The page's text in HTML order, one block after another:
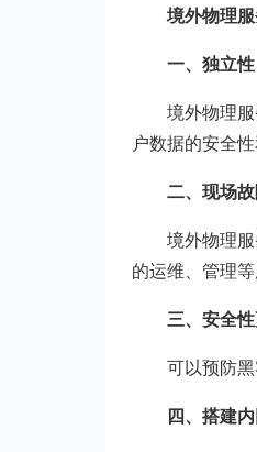
境外物理
一、独立
境外物理
户数据的安全性
二、现场
境外物理
的运维、管理等
三、安全
可以预防
四、搭建